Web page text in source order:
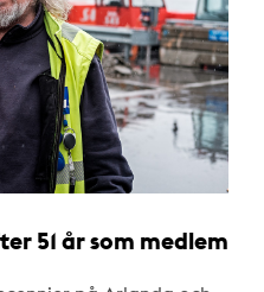
51 år som medlem